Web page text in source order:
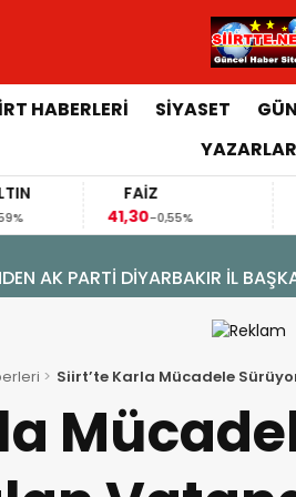
HABERLERİ SİYASET
YAZARLAR
FAİZ
41,30
GÜMÜŞ
DOĞAL GAZA KAVUŞTU,
Siirt’te Karla Mücadele